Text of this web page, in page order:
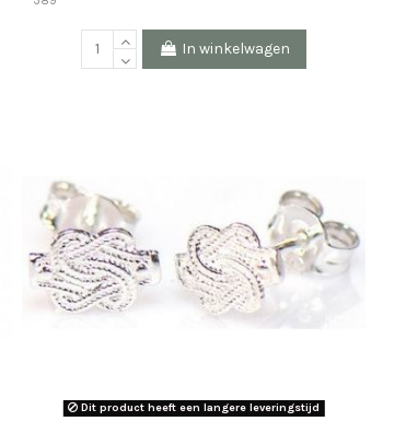
In winkelwagen
Dit product heeft een langere leveringstijd